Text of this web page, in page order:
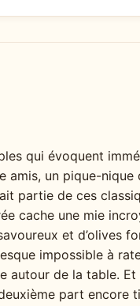
qui évoquent
amis, un pique-nique
partie de ces
cache une mie
et d’olives
impossible à
autour de la table.
part encore